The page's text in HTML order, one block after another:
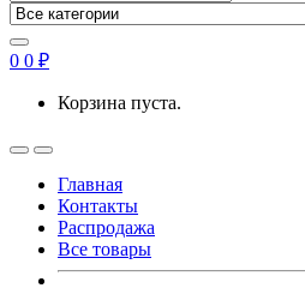
0 0 ₽
Корзина пуста.
Главная
Контакты
Распродажа
Все товары